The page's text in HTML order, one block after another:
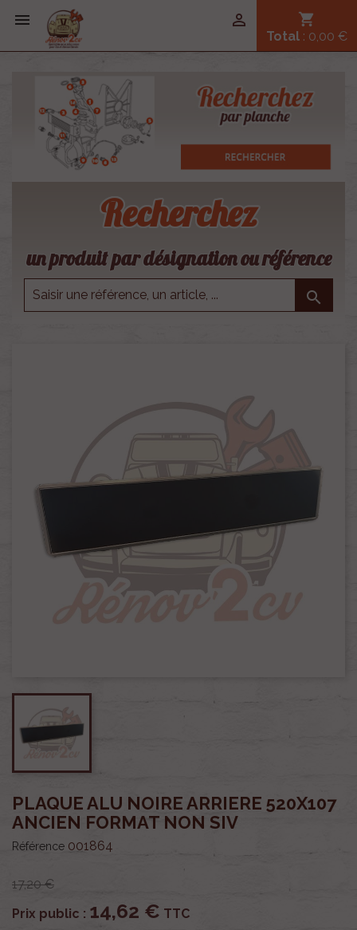
 shopping_cart
Total : 0,00 €

Recherchez
un produit par désignation ou référence

PLAQUE ALU NOIRE ARRIERE 520X107
ANCIEN FORMAT NON SIV
Référence 001864
17,20 €
Prix public : 14,62 € TTC